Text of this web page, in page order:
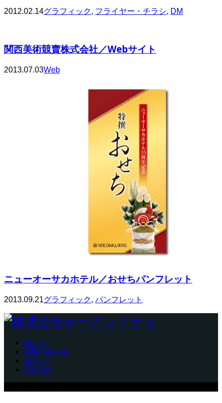
2012.02.14グラフィック, フライヤー・チラシ, DM
関西美術競賣株式会社／Webサイト
2013.07.03Web
ニューオーサカホテル／おせちパンフレット
2013.09.21グラフィック, パンフレット
Home
Who We Are
Outline
Contact